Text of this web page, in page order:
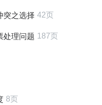
突之选择 42页
处理问题 187页
8页